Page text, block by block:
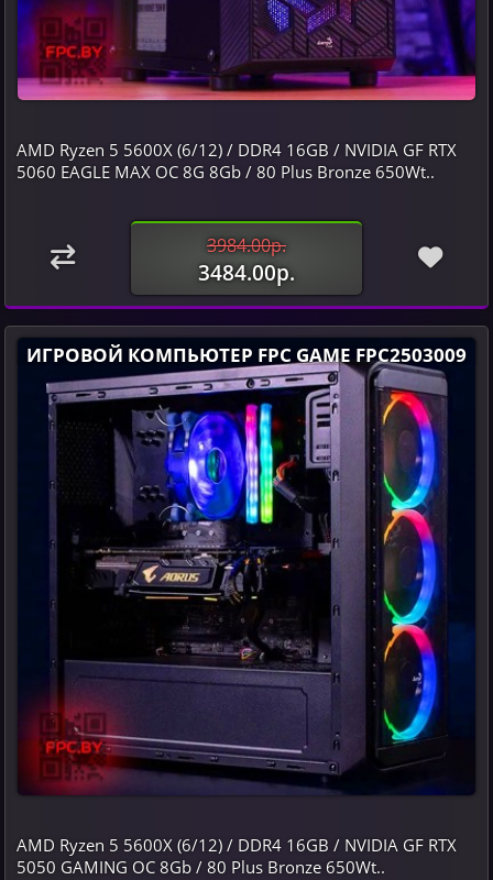
AMD Ryzen 5 5600X (6/12) / DDR4 16GB / NVIDIA GF RTX
5060 EAGLE MAX OC 8G 8Gb / 80 Plus Bronze 650Wt..
3984.00р.
3484.00р.
ИГРОВОЙ КОМПЬЮТЕР FPC GAME FPC2503009
AMD Ryzen 5 5600X (6/12) / DDR4 16GB / NVIDIA GF RTX
5050 GAMING OC 8Gb / 80 Plus Bronze 650Wt..